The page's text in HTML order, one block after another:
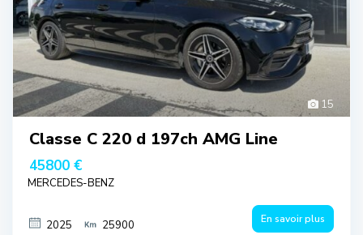
15
Classe C 220 d 197ch AMG Line
45800 €
MERCEDES-BENZ
2025 25900 En savoir plus